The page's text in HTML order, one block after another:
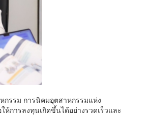
กรรม การนิคมอุตสาหกรรมแห่ง
การลงทุนเกิดขึ้นได้อย่างรวดเร็วและ